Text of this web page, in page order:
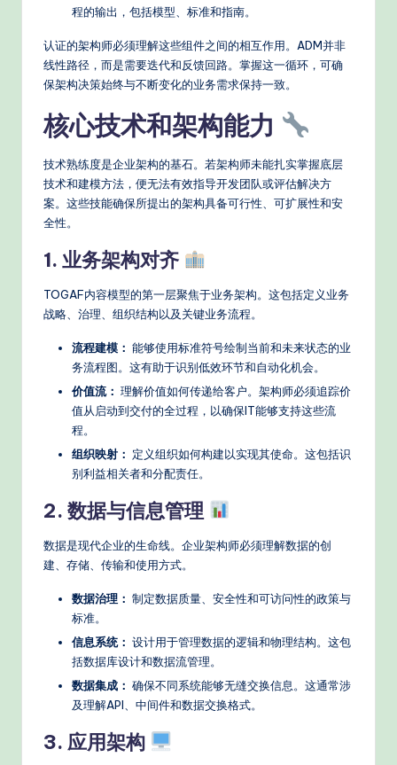
w
&
M
o
d
d
程的输出，包括模型、标准和指南。
认证的架构师必须理解这些组件之间的相互作用。ADM并非
线性路径，而是需要迭代和反馈回路。掌握这一循环，可确
保架构决策始终与不断变化的业务需求保持一致。
核心技术和架构能力
技术熟练度是企业架构的基石。若架构师未能扎实掌握底层
技术和建模方法，便无法有效指导开发团队或评估解决方
案。这些技能确保所提出的架构具备可行性、可扩展性和安
全性。
1. 业务架构对齐
TOGAF内容模型的第一层聚焦于业务架构。这包括定义业务
战略、治理、组织结构以及关键业务流程。
流程建模： 能够使用标准符号绘制当前和未来状态的业
务流程图。这有助于识别低效环节和自动化机会。
价值流： 理解价值如何传递给客户。架构师必须追踪价
值从启动到交付的全过程，以确保IT能够支持这些流
程。
组织映射： 定义组织如何构建以实现其使命。这包括识
别利益相关者和分配责任。
2. 数据与信息管理
数据是现代企业的生命线。企业架构师必须理解数据的创
建、存储、传输和使用方式。
数据治理： 制定数据质量、安全性和可访问性的政策与
标准。
信息系统： 设计用于管理数据的逻辑和物理结构。这包
括数据库设计和数据流管理。
数据集成： 确保不同系统能够无缝交换信息。这通常涉
及理解API、中间件和数据交换格式。
3. 应用架构